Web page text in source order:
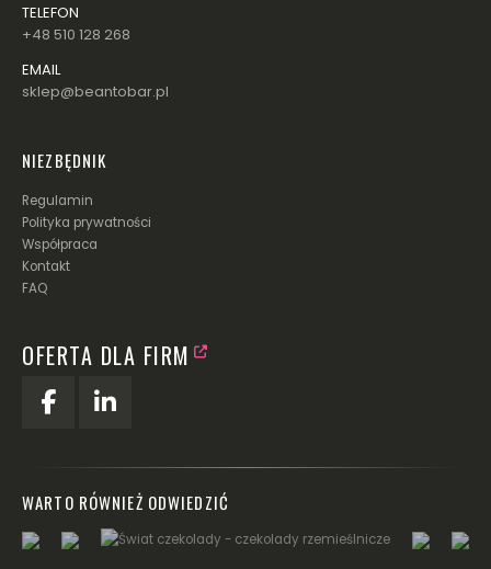
TELEFON
+48 510 128 268
EMAIL
sklep@beantobar.pl
NIEZBĘDNIK
Regulamin
Polityka prywatności
Współpraca
Kontakt
FAQ
OFERTA DLA FIRM
WARTO RÓWNIEŻ ODWIEDZIĆ